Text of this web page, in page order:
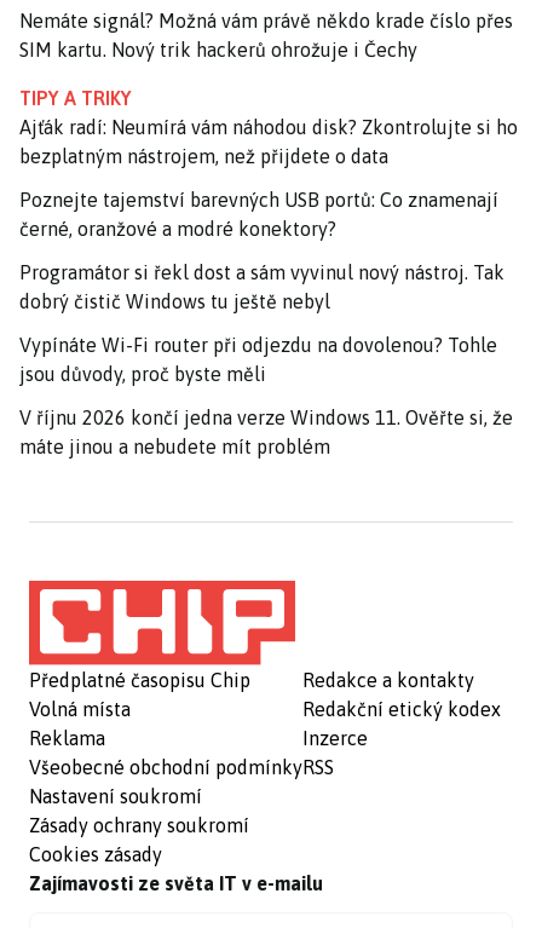
Nemáte signál? Možná vám právě někdo krade číslo přes
SIM kartu. Nový trik hackerů ohrožuje i Čechy
TIPY A TRIKY
Ajťák radí: Neumírá vám náhodou disk? Zkontrolujte si ho
bezplatným nástrojem, než přijdete o data
Poznejte tajemství barevných USB portů: Co znamenají
černé, oranžové a modré konektory?
Programátor si řekl dost a sám vyvinul nový nástroj. Tak
dobrý čistič Windows tu ještě nebyl
Vypínáte Wi-Fi router při odjezdu na dovolenou? Tohle
jsou důvody, proč byste měli
V říjnu 2026 končí jedna verze Windows 11. Ověřte si, že
máte jinou a nebudete mít problém
Předplatné časopisu Chip
Volná místa
Reklama
Všeobecné obchodní podmínky
Nastavení soukromí
Zásady ochrany soukromí
Cookies zásady
Redakce a kontakty
Redakční etický kodex
Inzerce
RSS
Zajímavosti ze světa IT v e-mailu